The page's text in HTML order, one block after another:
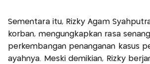
Sementara itu, Rizky Agam
korban, mengungkapkan rasa
perkembangan penanganan kasus
ayahnya. Meski demikian, Rizky